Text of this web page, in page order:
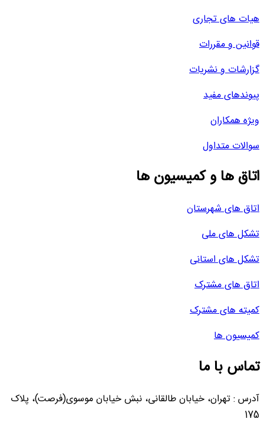
هیات های تجاری
قوانین و مقررات
گزارشات و نشریات
پیوندهای مفید
ویژه همکاران
سوالات متداول
اتاق ها و کمیسیون ها
اتاق های شهرستان
تشکل های ملی
تشکل های استانی
اتاق های مشترک
کمیته های مشترک
کمیسیون ها
تماس با ما
آدرس : تهران، خیابان طالقانی، نبش خیابان موسوی(فرصت)، پلاک
175